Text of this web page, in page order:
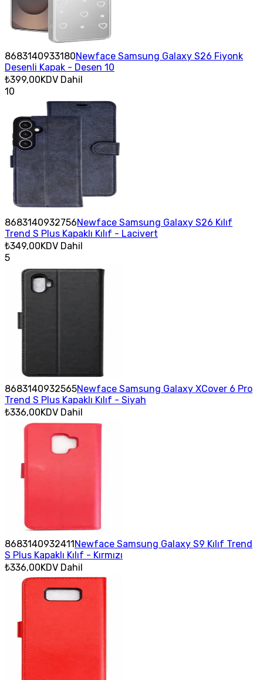
8683140933180Newface Samsung Galaxy S26 Fiyonk
Desenli Kapak - Desen 10
₺399,00KDV Dahil
10
8683140932756Newface Samsung Galaxy S26 Kılıf
Trend S Plus Kapaklı Kılıf - Lacivert
₺349,00KDV Dahil
5
8683140932565Newface Samsung Galaxy XCover 6 Pro
Trend S Plus Kapaklı Kılıf - Siyah
₺336,00KDV Dahil
8683140932411Newface Samsung Galaxy S9 Kılıf Trend
S Plus Kapaklı Kılıf - Kırmızı
₺336,00KDV Dahil